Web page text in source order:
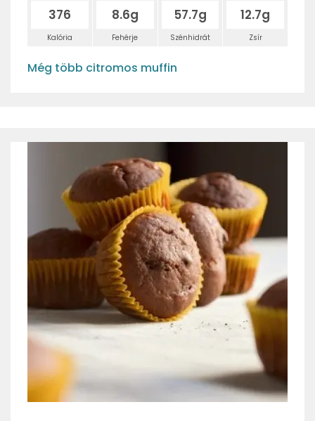
376
Kalória
8.6g
Fehérje
57.7g
Szénhidrát
12.7g
Zsír
Még több citromos muffin